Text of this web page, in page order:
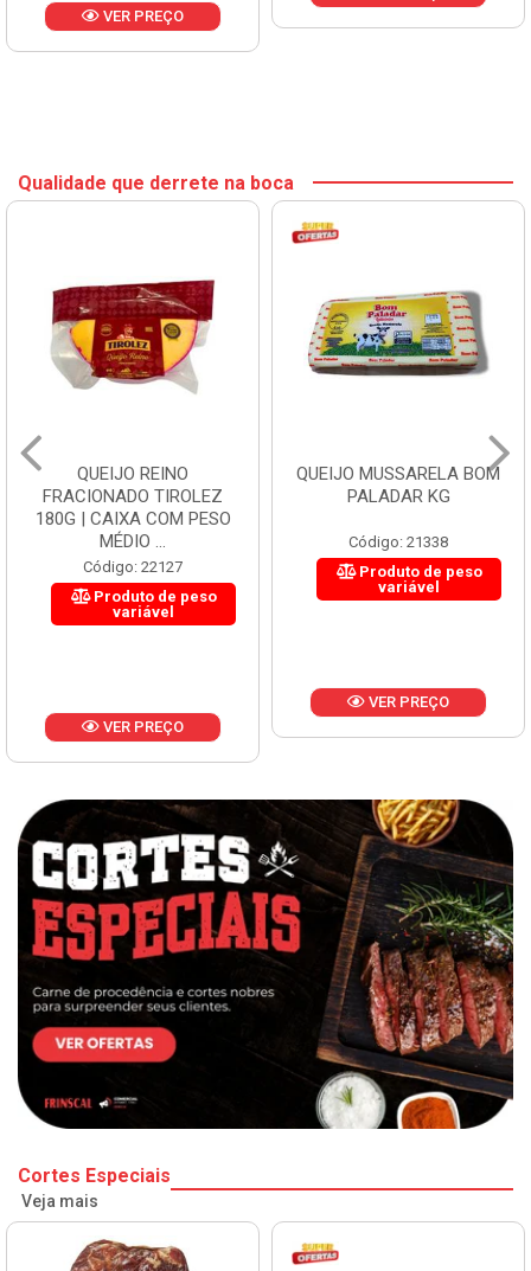
VER PREÇO
Qualidade que derrete na boca
QUEIJO REINO
FRACIONADO TIROLEZ
180G | CAIXA COM PESO
MÉDIO ...
Código: 22127
Produto de peso
variável
VER PREÇO
QUEIJO MUSSARELA BOM
PALADAR KG
Código: 21338
Produto de peso
variável
VER PREÇO
Cortes Especiais
Veja mais